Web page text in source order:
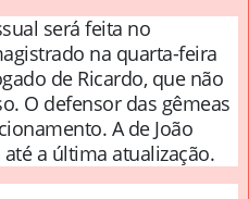
será feita no
na quarta-feira
de Ricardo, que não
O defensor das gêmeas
A de João
a última atualização.